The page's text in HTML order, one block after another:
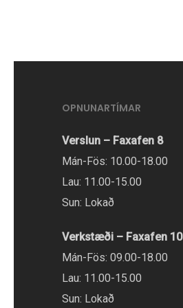
OPNUNARTÍMAR
Verslun – Faxafen 8
Mán-Fös: 10.00-18.00
Lau: 11.00-15.00
Sun: Lokað
Verkstæði – Faxafen 10
Mán-Fös: 09.00-18.00
Lau: 11.00-15.00
Sun: Lokað